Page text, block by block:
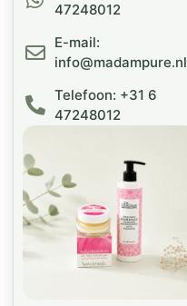
47248012
E-mail:
info@madampure.nl
Telefoon: +31 6
47248012